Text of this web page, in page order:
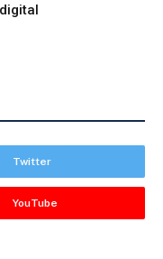
Twitter
YouTube